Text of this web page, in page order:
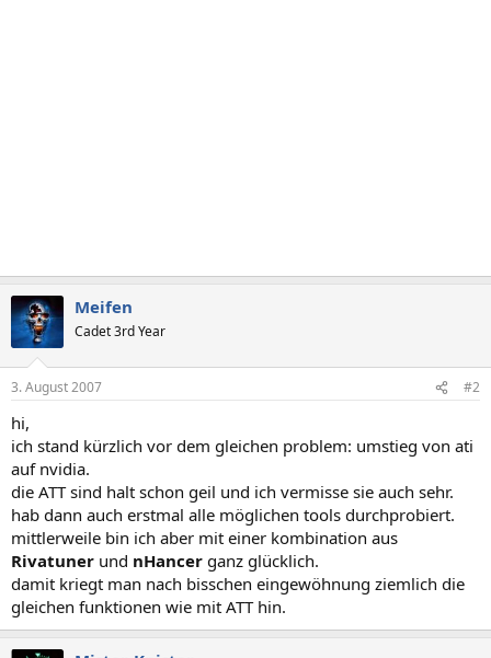
Meifen
Cadet 3rd Year
3. August 2007 #2
hi,
ich stand kürzlich vor dem gleichen problem: umstieg von ati
auf nvidia.
die ATT sind halt schon geil und ich vermisse sie auch sehr.
hab dann auch erstmal alle möglichen tools durchprobiert.
mittlerweile bin ich aber mit einer kombination aus
Rivatuner und nHancer ganz glücklich.
damit kriegt man nach bisschen eingewöhnung ziemlich die
gleichen funktionen wie mit ATT hin.